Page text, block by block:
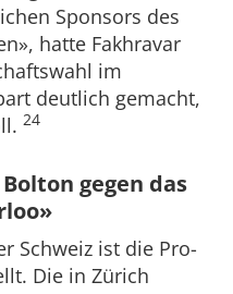
Sponsors des
hatte Fakhravar
im
deutlich gemacht,
24
gegen das
Schweiz ist die Pro-
Die in Zürich